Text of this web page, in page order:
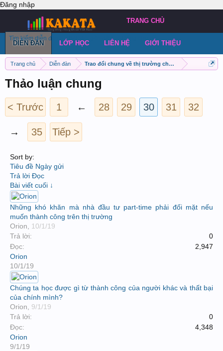
Đăng nhập
Trang chủ Diễn đàn Trao đổi chung về thị trường chứng khoán Việt Nam
Thảo luận chung
< Trước 1 ← 28 29 30 31 32
→ 35 Tiếp >
Sort by:
Tiêu đề Ngày gửi
Trả lời Đọc
Bài viết cuối ↓
Những khó khăn mà nhà đầu tư part-time phải đối mặt nếu
muốn thành công trên thị trường
Orion
10/1/19
Trả lời:
0
Đọc:
2,947
Orion
10/1/19
Chúng ta học được gì từ thành công của người khác và thất bại
của chính mình?
Orion
9/1/19
Trả lời:
0
Đọc:
4,348
Orion
9/1/19
TRANG CHỦ
DIỄN ĐÀN
Tìm kiếm diễn đàn Bài viết gần đây Đăng chủ đề
LỚP HỌC LIÊN HỆ GIỚI THIỆU